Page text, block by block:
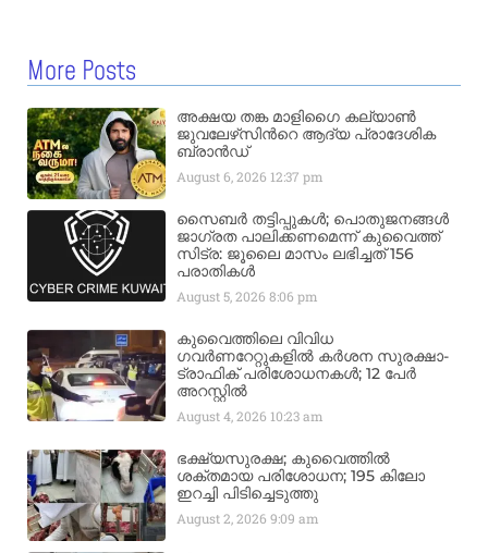
More Posts
അക്ഷയ തങ്ക മാളിഗൈ കല്യാണ്‍
ജുവലേഴ്‌സിന്‍റെ ആദ്യ പ്രാദേശിക
ബ്രാന്‍ഡ്
August 6, 2026 12:37 pm
സൈബർ തട്ടിപ്പുകൾ; പൊതുജനങ്ങൾ
ജാഗ്രത പാലിക്കണമെന്ന് കുവൈത്ത്
സിട്ര: ജൂലൈ മാസം ലഭിച്ചത് 156
പരാതികൾ
August 5, 20268:06 pm
കുവൈത്തിലെ വിവിധ
ഗവർണറേറ്റുകളിൽ കർശന സുരക്ഷാ-
ട്രാഫിക് പരിശോധനകൾ; 12 പേർ
അറസ്റ്റിൽ
August 4, 2026 10:23 am
ഭക്ഷ്യസുരക്ഷ; കുവൈത്തിൽ
ശക്തമായ പരിശോധന; 195 കിലോ
ഇറച്ചി പിടിച്ചെടുത്തു
August 2, 20269:09 am